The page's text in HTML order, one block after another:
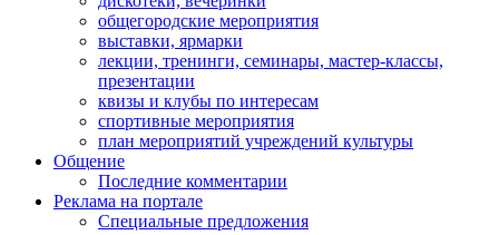
общегородские мероприятия
выставки, ярмарки
лекции, тренинги, семинары, мастер-классы,
презентации
квизы и клубы по интересам
спортивные мероприятия
план мероприятий учреждений культуры
Общение
Последние комментарии
Реклама на портале
Специальные предложения